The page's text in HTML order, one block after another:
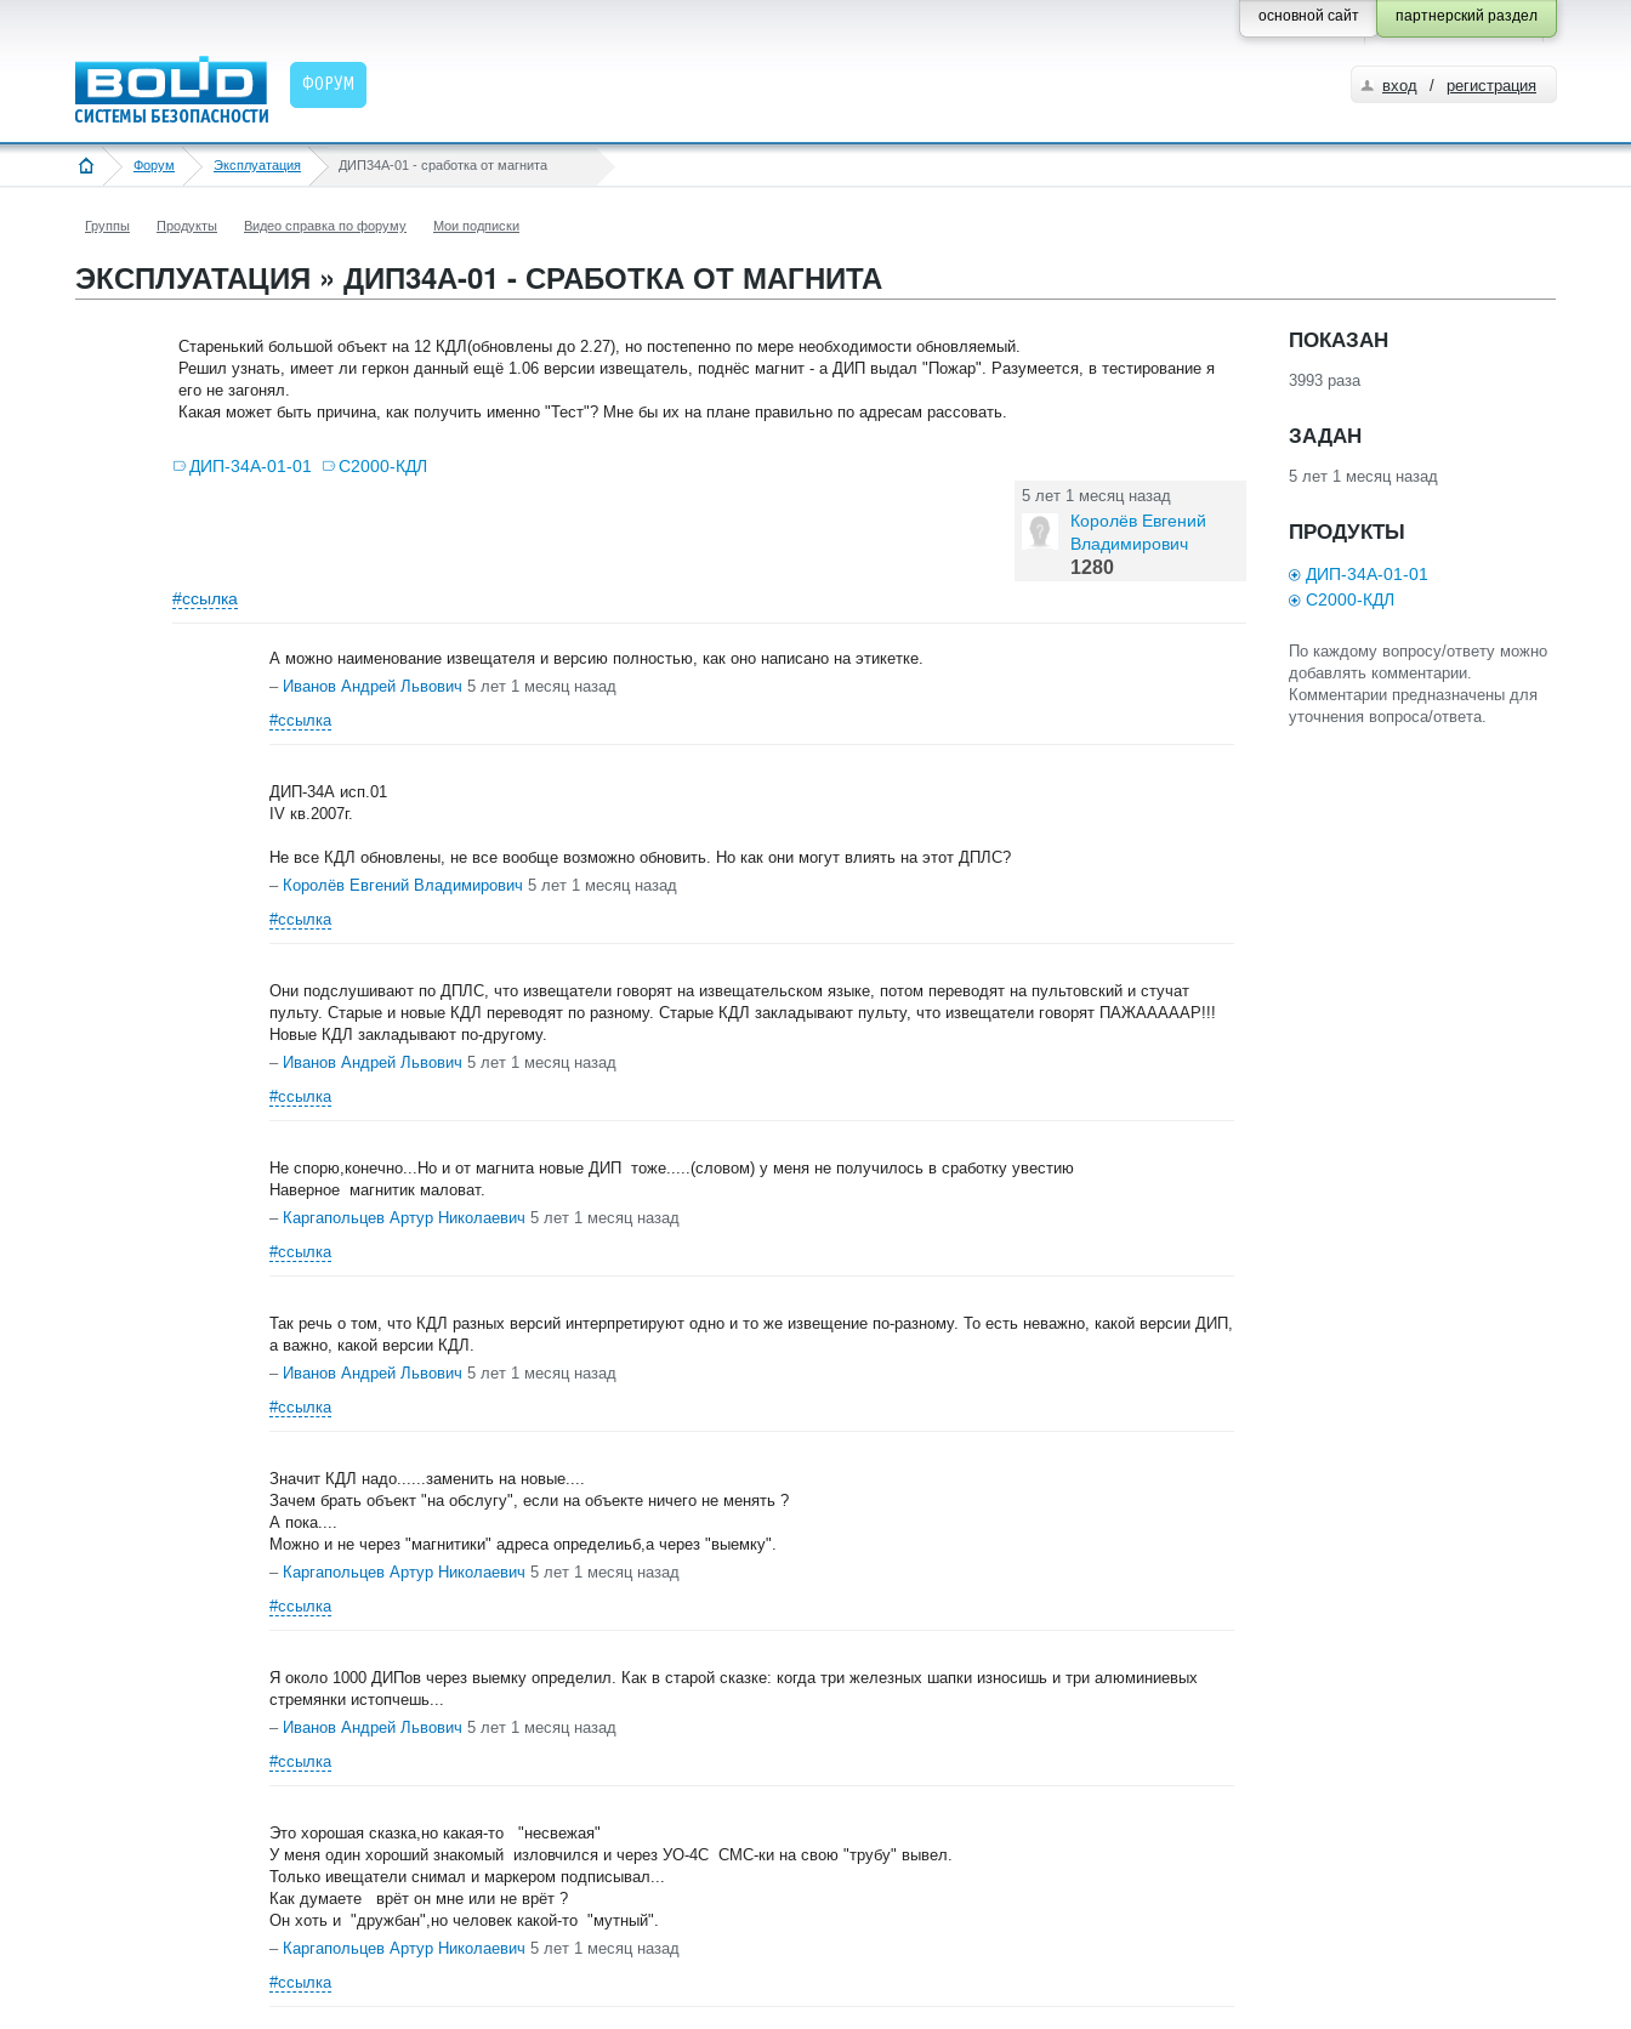
партнерский раздел
основной сайт
ФОРУМ вход / регистрация
Форум Эксплуатация ДИП34А-01 - сработка от магнита
Группы Продукты Видео справка по форуму Мои подписки
ЭКСПЛУАТАЦИЯ » ДИП34А-01 - СРАБОТКА ОТ МАГНИТА
Старенький большой объект на 12 КДЛ(обновлены до 2.27), но постепенно по мере необходимости обновляемый.
Решил узнать, имеет ли геркон данный ещё 1.06 версии извещатель, поднёс магнит - а ДИП выдал "Пожар". Разумеется, в тестирование я
его не загонял.
Какая может быть причина, как получить именно "Тест"? Мне бы их на плане правильно по адресам рассовать.
ДИП-34А-01-01 С2000-КДЛ
5 лет 1 месяц назад
Королёв Евгений
Владимирович
1280
#ссылка
А можно наименование извещателя и версию полностью, как оно написано на этикетке.
– Иванов Андрей Львович 5 лет 1 месяц назад
#ссылка
ДИП-34А исп.01
IV кв.2007г.
Не все КДЛ обновлены, не все вообще возможно обновить. Но как они могут влиять на этот ДПЛС?
– Королёв Евгений Владимирович 5 лет 1 месяц назад
#ссылка
Они подслушивают по ДПЛС, что извещатели говорят на извещательском языке, потом переводят на пультовский и стучат
пульту. Старые и новые КДЛ переводят по разному. Старые КДЛ закладывают пульту, что извещатели говорят ПАЖАААААР!!!
Новые КДЛ закладывают по-другому.
– Иванов Андрей Львович 5 лет 1 месяц назад
#ссылка
Не спорю,конечно...Но и от магнита новые ДИП тоже.....(словом) у меня не получилось в сработку увестию
Наверное магнитик маловат.
– Каргапольцев Артур Николаевич 5 лет 1 месяц назад
#ссылка
Так речь о том, что КДЛ разных версий интерпретируют одно и то же извещение по-разному. То есть неважно, какой версии ДИП,
а важно, какой версии КДЛ.
– Иванов Андрей Львович 5 лет 1 месяц назад
#ссылка
Значит КДЛ надо......заменить на новые....
Зачем брать объект "на обслугу", если на объекте ничего не менять ?
А пока....
Можно и не через "магнитики" адреса определиьб,а через "выемку".
– Каргапольцев Артур Николаевич 5 лет 1 месяц назад
#ссылка
Я около 1000 ДИПов через выемку определил. Как в старой сказке: когда три железных шапки износишь и три алюминиевых
стремянки истопчешь...
– Иванов Андрей Львович 5 лет 1 месяц назад
#ссылка
Это хорошая сказка,но какая-то "несвежая"
У меня один хороший знакомый изловчился и через УО-4С СМС-ки на свою "трубу" вывел.
Только ивещатели снимал и маркером подписывал...
Как думаете врёт он мне или не врёт ?
Он хоть и "дружбан",но человек какой-то "мутный".
– Каргапольцев Артур Николаевич 5 лет 1 месяц назад
#ссылка
ПОКАЗАН
3993 раза
ЗАДАН
5 лет 1 месяц назад
ПРОДУКТЫ
ДИП-34А-01-01
С2000-КДЛ
По каждому вопросу/ответу можно
добавлять комментарии.
Комментарии предназначены для
уточнения вопроса/ответа.